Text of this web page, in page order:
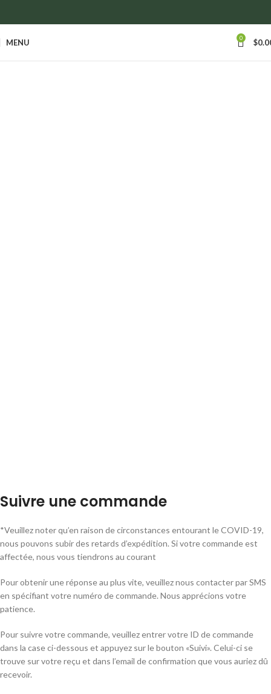
MENU 0 $
Suivre une commande
*Veuillez noter qu’en raison de circonstances entourant le COVID-19,
nous pouvons subir des retards d’expédition. Si votre commande est
affectée, nous vous tiendrons au courant
Pour obtenir une réponse au plus vite, veuillez nous contacter par SMS
en spécifiant votre numéro de commande. Nous apprécions votre
patience.
Pour suivre votre commande, veuillez entrer votre ID de commande
dans la case ci-dessous et appuyez sur le bouton «Suivi». Celui-ci se
trouve sur votre reçu et dans l’email de confirmation que vous auriez dû
recevoir.